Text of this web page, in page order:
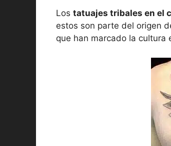
Los tatuajes tribales en el
estos son parte del origen
que han marcado la cultura